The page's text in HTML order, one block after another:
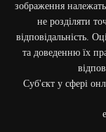
зображення
не розділяти
відповідальність.
та доведенню їх
Cуб'єкт у сфері